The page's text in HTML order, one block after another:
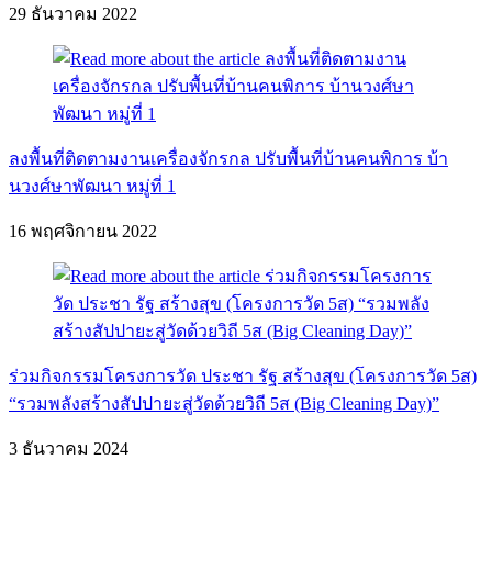
29 ธันวาคม 2022
ลงพื้นที่ติดตามงานเครื่องจักรกล ปรับพื้นที่บ้านคนพิการ บ้า
นวงศ์ษาพัฒนา หมู่ที่ 1
16 พฤศจิกายน 2022
ร่วมกิจกรรมโครงการวัด ประชา รัฐ สร้างสุข (โครงการวัด 5ส)
“รวมพลังสร้างสัปปายะสู่วัดด้วยวิถี 5ส (Big Cleaning Day)”
3 ธันวาคม 2024